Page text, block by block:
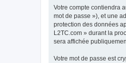
Votre compte contiendra
mot de passe »), et une
protection des données
L2TC.com » durant la
sera affichée
Votre mot de passe est